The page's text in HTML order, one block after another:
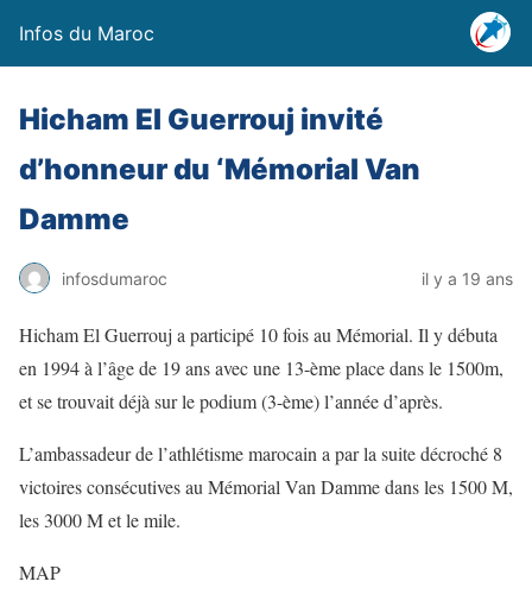
Infos du Maroc
Hicham El Guerrouj invité
d’honneur du ‘Mémorial Van
Damme
infosdumaroc il y a 19 ans
Hicham El Guerrouj a participé 10 fois au Mémorial. Il y débuta
en 1994 à l’âge de 19 ans avec une 13-ème place dans le 1500m,
et se trouvait déjà sur le podium (3-ème) l’année d’après.
L’ambassadeur de l’athlétisme marocain a par la suite décroché 8
victoires consécutives au Mémorial Van Damme dans les 1500 M,
les 3000 M et le mile.
MAP